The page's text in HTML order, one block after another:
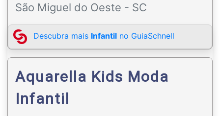
São Miguel do Oeste - SC
Descubra mais Infantil no GuiaSchnell
Aquarella Kids Moda
Infantil